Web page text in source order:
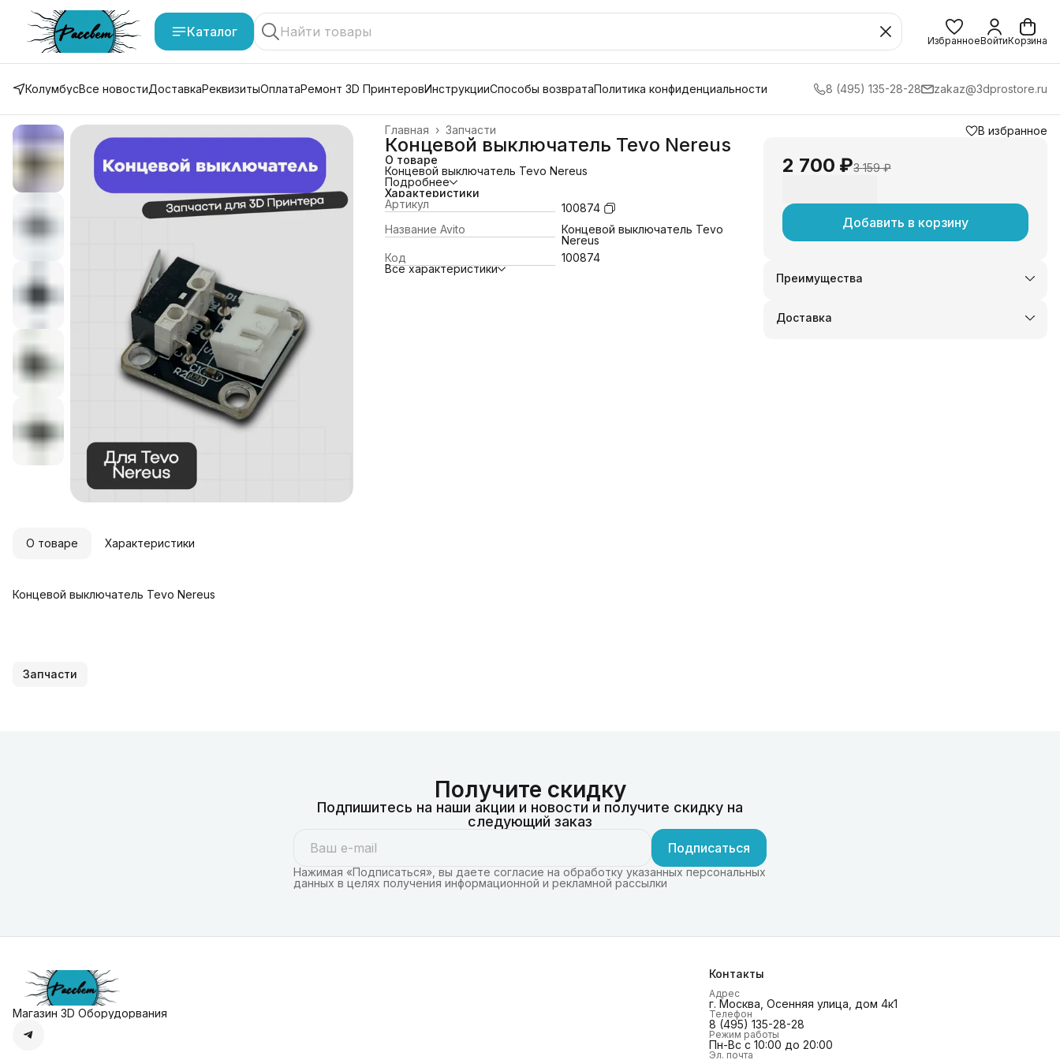
Каталог
ИзбранноеВойтиКорзина
КолумбусВсе новостиДоставкаРеквизитыОплатаРемонт 3D ПринтеровИнструкцииСпособы возвратаПолитика конфиденциальности 8 (495) 135-28-28 zakaz@3dprostore.ru
Запчасти
Главная ›
Концевой выключатель Tevo Nereus
О товаре
Концевой выключатель Tevo Nereus
Подробнее
Характеристики
Артикул
100874
Название Avito
Концевой выключатель Tevo
Nereus
Код
100874
Все характеристики
В избранное
2 700 ₽3 159 ₽
Добавить в корзину
Преимущества
Оплата частями в Сплит
Удобный возврат
Доставка
О товаре Характеристики
Концевой выключатель Tevo Nereus
Запчасти
Получите скидку
Подпишитесь на наши акции и новости и получите скидку на
следующий заказ
Подписаться
Нажимая «Подписаться», вы даете согласие на обработку указанных персональных
данных в целях получения информационной и рекламной рассылки
Магазин 3D Оборудорвания
Контакты
Адрес
г. Москва, Осенняя улица, дом 4к1
Телефон
8 (495) 135-28-28
Режим работы
Пн-Вс с 10:00 до 20:00
Эл. почта